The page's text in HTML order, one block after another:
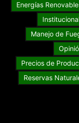
Energías
Manejo de
Precios de
Reservas